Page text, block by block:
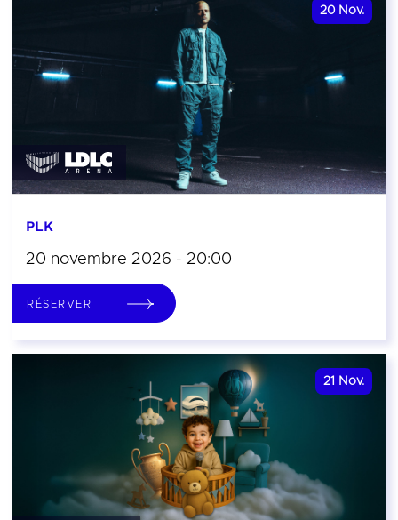
20 Nov.
PLK
20 novembre 2026 - 20:00
RÉSERVER
21 Nov.